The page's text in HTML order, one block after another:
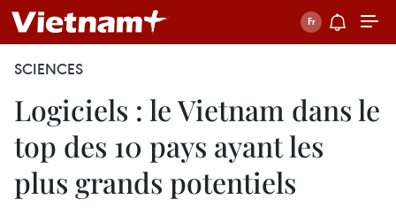
SCIENCES
Logiciels : le Vietnam dans le
top des 10 pays ayant les
plus grands potentiels